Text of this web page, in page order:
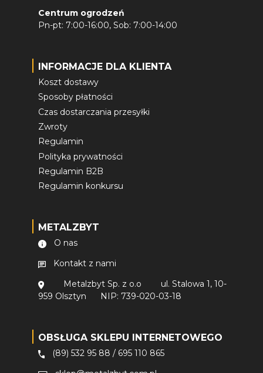
Centrum ogrodzeń
Pn-pt: 7:00-16:00, Sob: 7:00-14:00
INFORMACJE DLA KLIENTA
Koszt dostawy
Sposoby płatności
Czas dostarczania przesyłki
Zwroty
Regulamin
Polityka prywatności
Regulamin B2B
Regulamin konkursu
METALZBYT
O nas
Kontakt z nami
Metalzbyt Sp. z o.o
ul. Stalowa 1, 10-
959 Olsztyn
NIP: 739-020-03-18
OBSŁUGA SKLEPU INTERNETOWEGO
(89) 532 95 88 / 695 110 865